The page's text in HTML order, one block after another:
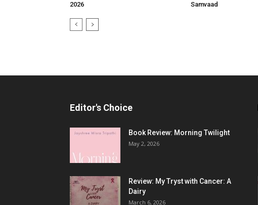
2026
Samvaad
Editor's Choice
Book Review: Morning Twilight
May 2, 2026
Review: My Tryst with Cancer: A
Dairy
March 6, 2026